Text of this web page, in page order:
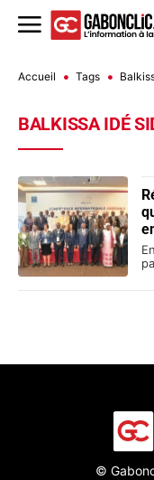
Accueil Tags
BALKISSA IDÉ
©